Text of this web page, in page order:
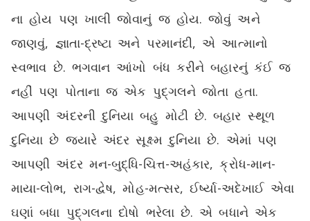
ના હોય પણ ખાલી જોવાનું જ હોય. જોવું અને
જાણવું, જ્ઞાતા-દ્રષ્ટા અને પરમાનંદી, એ આત્માનો
સ્વભાવ છે. ભગવાન આંખો બંધ કરીને બહારનું કંઈ જ
નહીં પણ પોતાના જ એક પુદ્‌ગલને જોતા હતા.
આપણી અંદરની દુનિયા બહુ મોટી છે. બહાર સ્થૂળ
દુનિયા છે જ્યારે અંદર સૂક્ષ્મ દુનિયા છે. એમાં પણ
આપણી અંદર મન-બુદ્ધિ-ચિત્ત-અહંકાર, ક્રોધ-માન-
માયા-લોભ, રાગ-દ્વેષ, મોહ-મત્સર, ઈર્ષ્યા-અદેખાઈ એવા
ઘણાં બધા પુદ્‌ગલના દોષો ભરેલા છે. એ બધાને એક